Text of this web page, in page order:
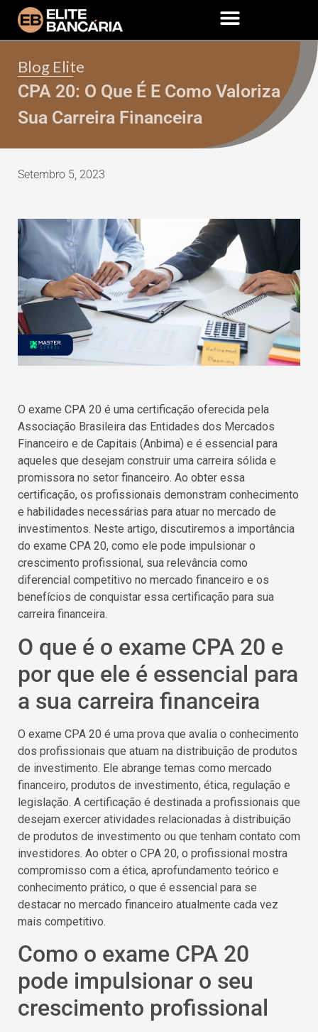
Blog Elite
CPA 20: O Que É E Como Valoriza
Sua Carreira Financeira
Setembro 5, 2023
O exame CPA 20 é uma certificação oferecida pela
Associação Brasileira das Entidades dos Mercados
Financeiro e de Capitais (Anbima) e é essencial para
aqueles que desejam construir uma carreira sólida e
promissora no setor financeiro. Ao obter essa
certificação, os profissionais demonstram conhecimento
e habilidades necessárias para atuar no mercado de
investimentos. Neste artigo, discutiremos a importância
do exame CPA 20, como ele pode impulsionar o
crescimento profissional, sua relevância como
diferencial competitivo no mercado financeiro e os
benefícios de conquistar essa certificação para sua
carreira financeira.
O que é o exame CPA 20 e
por que ele é essencial para
a sua carreira financeira
O exame CPA 20 é uma prova que avalia o conhecimento
dos profissionais que atuam na distribuição de produtos
de investimento. Ele abrange temas como mercado
financeiro, produtos de investimento, ética, regulação e
legislação. A certificação é destinada a profissionais que
desejam exercer atividades relacionadas à distribuição
de produtos de investimento ou que tenham contato com
investidores. Ao obter o CPA 20, o profissional mostra
compromisso com a ética, aprofundamento teórico e
conhecimento prático, o que é essencial para se
destacar no mercado financeiro atualmente cada vez
mais competitivo.
Como o exame CPA 20
pode impulsionar o seu
crescimento profissional